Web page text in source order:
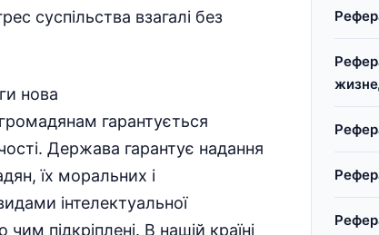
суспільства взагалі без
нова
гарантується
Держава гарантує надання
їх моральних і
інтелектуальної
підкріплені. В нашій країні